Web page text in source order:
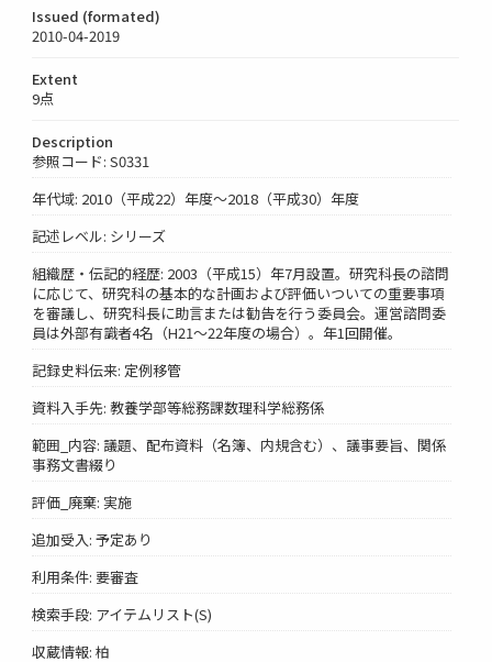
Issued (formated)
2010-04-2019
Extent
9点
Description
参照コード: S0331
年代域: 2010（平成22）年度～2018（平成30）年度
記述レベル: シリーズ
組織歴・伝記的経歴: 2003（平成15）年7月設置。研究科長の諮問
に応じて、研究科の基本的な計画および評価いついての重要事項
を審議し、研究科長に助言または勧告を行う委員会。運営諮問委
員は外部有識者4名（H21～22年度の場合）。年1回開催。
記録史料伝来: 定例移管
資料入手先: 教養学部等総務課数理科学総務係
範囲_内容: 議題、配布資料（名簿、内規含む）、議事要旨、関係
事務文書綴り
評価_廃棄: 実施
追加受入: 予定あり
利用条件: 要審査
検索手段: アイテムリスト(S)
収蔵情報: 柏